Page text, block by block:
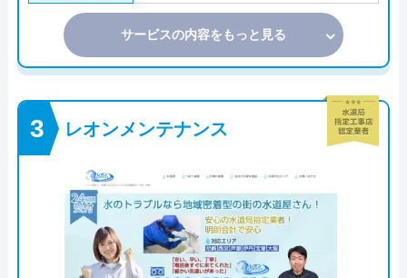
サービスの内容をもっと見る
レオンメンテナンス